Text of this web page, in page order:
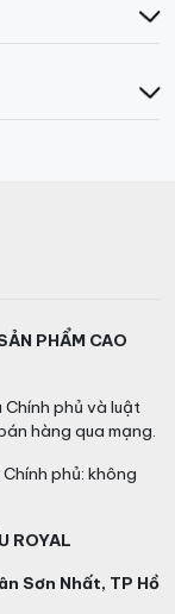
lấp lánh.
nhận xét:
như một người
kết hợp này
và ngọt dịu
tươi (mân xôi,
việt quất.
phô mai, thịt
PHẨM CAO
phủ và luật
hàng qua mạng.
phủ: không
ROYAL
Sơn Nhất, TP Hồ